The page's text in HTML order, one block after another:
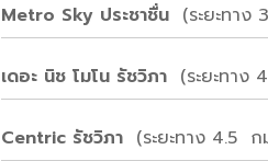
Metro Sky ประชาชื่น(ระยะทาง
เดอะ นิช โมโน รัชวิภา (ระยะทาง
Centric รัชวิภา (ระยะทาง 4.5 ก